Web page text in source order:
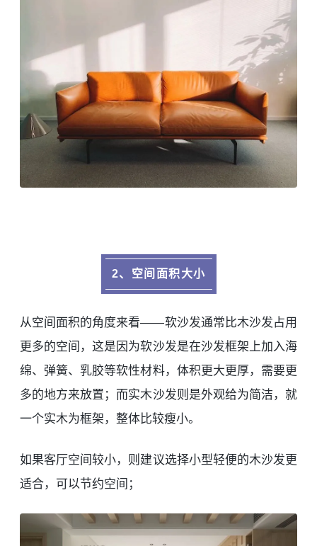
2、空间面积大小
从空间面积的角度来看——软沙发通常比木沙发占用
更多的空间，这是因为软沙发是在沙发框架上加入海
绵、弹簧、乳胶等软性材料，体积更大更厚，需要更
多的地方来放置；而实木沙发则是外观给为简洁，就
一个实木为框架，整体比较瘦小。
如果客厅空间较小，则建议选择小型轻便的木沙发更
适合，可以节约空间；